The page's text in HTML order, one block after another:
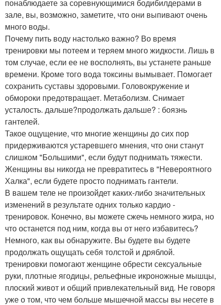
понаблюдаете за соревнующимися бодибилдерами в
зале, вы, возможно, заметите, что они выпивают очень
много воды.
Почему пить воду настолько важно? Во время
тренировки мы потеем и теряем много жидкости. Лишь в
том случае, если ее не восполнять, вы устанете раньше
времени. Кроме того вода токсины вымывает. Помогает
сохранить суставы здоровыми. Головокружение и
обмороки предотвращает. Метаболизм. Снимает
усталость. дальше?продолжать дальше? : боязнь
гантелей.
Такое ощущение, что многие женщины до сих пор
придерживаются устаревшего мнения, что они станут
слишком "Большими", если будут поднимать тяжести.
Женщины вы никогда не превратитесь в "Невероятного
Халка", если будете просто поднимать гантели.
В вашем теле не произойдет каких-либо значительных
изменений в результате одних только кардио -
тренировок. Конечно, вы можете сжечь немного жира, но
что останется под ним, когда вы от него избавитесь?
Немного, как вы обнаружите. Вы будете вы будете
продолжать ощущать себя толстой и дряблой.
тренировки помогают женщине обрести сексуальные
руки, плотные ягодицы, рельефные икроножные мышцы,
плоский живот и общий привлекательный вид. Не говоря
уже о том, что чем больше мышечной массы вы несете в